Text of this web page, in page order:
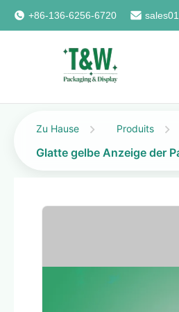
+86-136-6256-6720
Zu Hause Produits
Glatte gelbe Anzeige der